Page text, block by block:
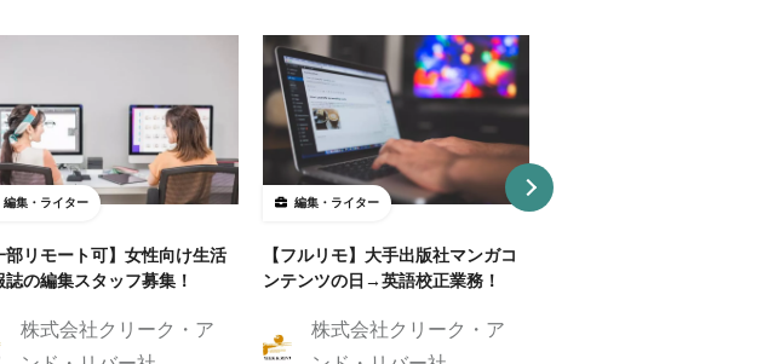
編集・ライター
部リモート可】女性向け生活
誌の編集スタッフ募集！
株式会社クリーク・ア
編集・ライター
【フルリモ】大手出版社マンガコ
ンテンツの日→英語校正業務！
株式会社クリーク・ア